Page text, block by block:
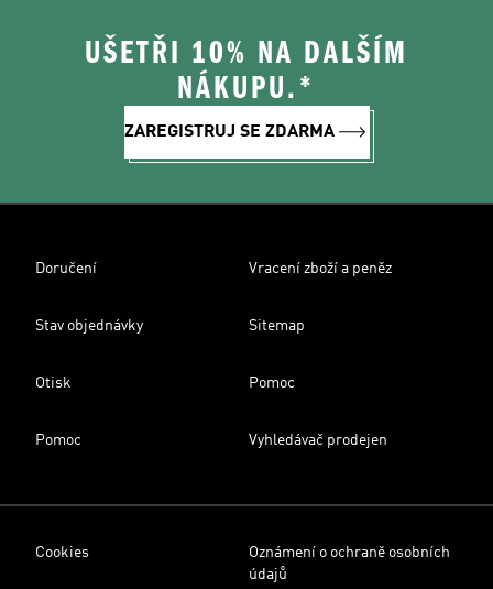
UŠETŘI 10% NA DALŠÍM
NÁKUPU.*
ZAREGISTRUJ SE ZDARMA
Doručení Vracení zboží a peněz
Stav objednávky Sitemap
Otisk Pomoc
Pomoc Vyhledávač prodejen
Cookies
Oznámení o ochraně osobních
údajů